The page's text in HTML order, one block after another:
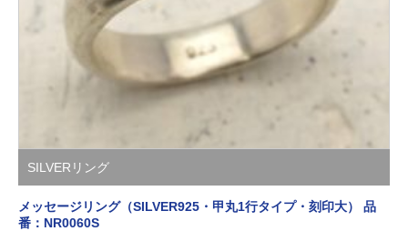
SILVERリング
メッセージリング（SILVER925・甲丸1行タイプ・刻印大） 品
番：NR0060S